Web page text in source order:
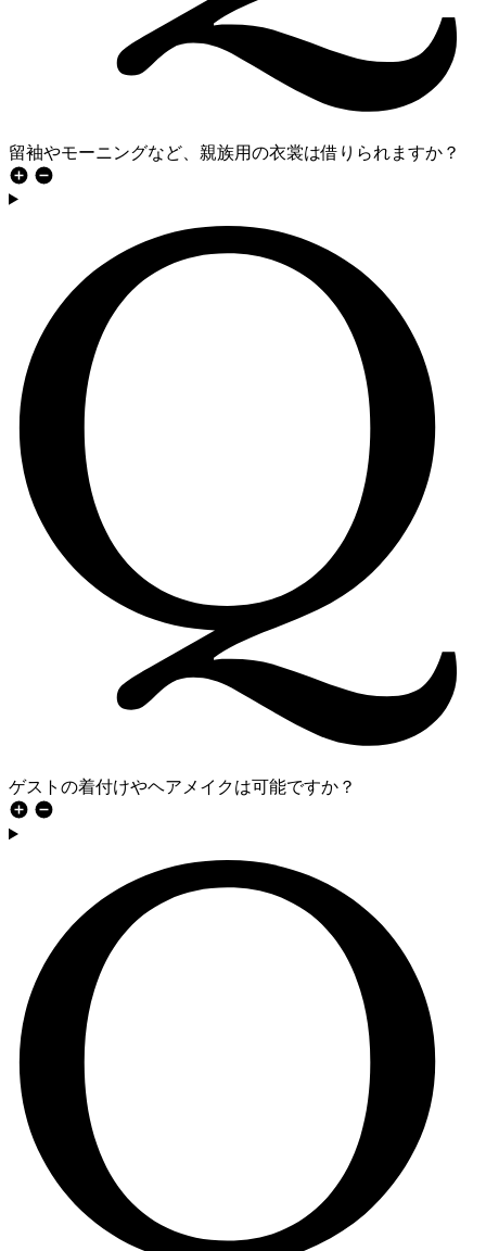
留袖やモーニングなど、親族用の衣裳は借りられますか？
ゲストの着付けやヘアメイクは可能ですか？